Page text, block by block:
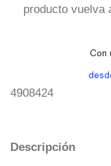
producto vuelva
4908424
Descripción